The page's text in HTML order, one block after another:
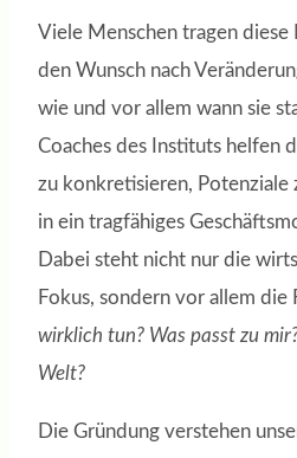
Viele Menschen tragen diese
den Wunsch nach
wie und vor allem wann sie
Coaches des Instituts helfen
zu konkretisieren, Potenziale
in ein tragfähiges
Dabei steht nicht nur die
Fokus, sondern vor allem die
wirklich tun? Was passt zu
Welt?
Die Gründung verstehen